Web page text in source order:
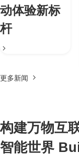
动体验新标
杆
更多新闻
构建万物互
智能世界